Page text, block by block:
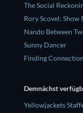
The Social
Rory Scovel: Show
Nando Between
Sunny Dancer
Finding Connection
Demnächst
Yellowjackets